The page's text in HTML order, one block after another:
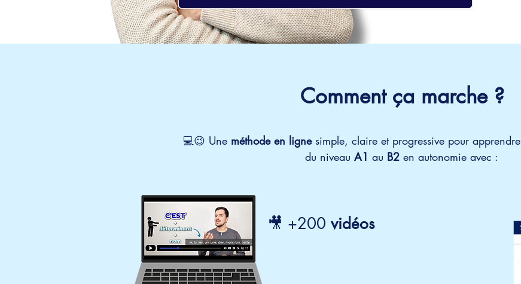
Comment ça marche ?
💻😉 Une méthode en lignesimple, claire et progressive pour apprendre
du niveau A1 au B2 en autonomie avec :
🎥 +200 vidéos